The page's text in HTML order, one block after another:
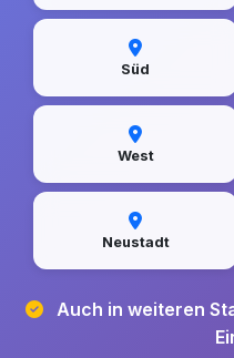
Süd
West
Neustadt
Auch in weiteren